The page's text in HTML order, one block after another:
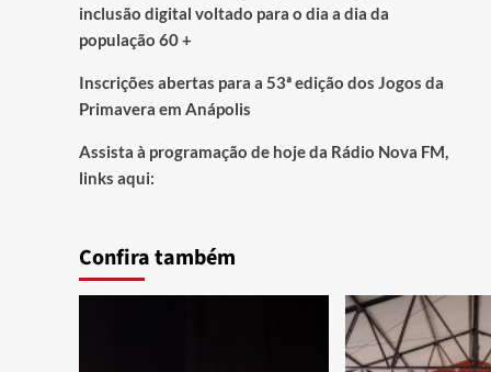
inclusão digital voltado para o dia a dia da
população 60 +
Inscrições abertas para a 53ª edição dos Jogos da
Primavera em Anápolis
Assista à programação de hoje da Rádio Nova FM,
links aqui:
Confira também